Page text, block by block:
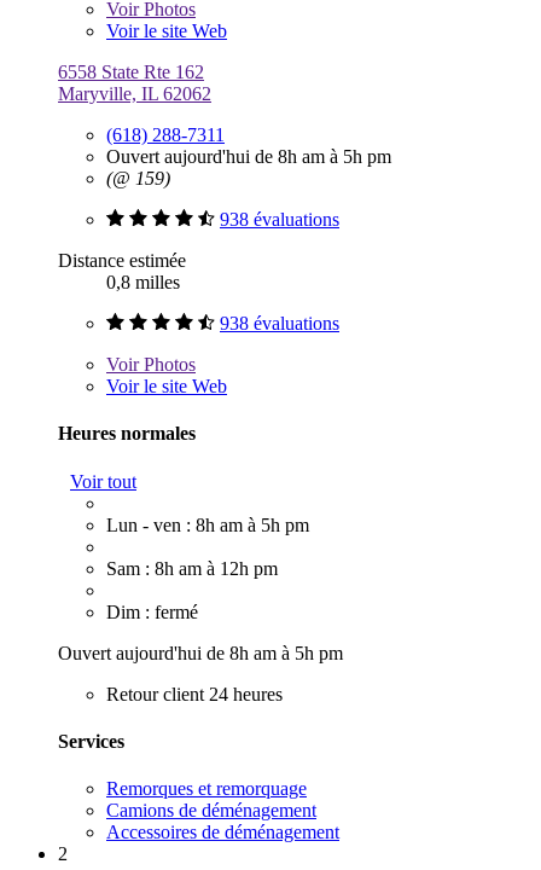
VoirPhotos
Voir le site Web
6558 State Rte 162
Maryville, IL 62062
(618) 288-7311
Ouvert aujourd'hui de 8h am à 5h pm
(@ 159)
938 évaluations
Distance estimée
0,8 milles
938 évaluations
VoirPhotos
Voir le site Web
Heures normales
Voir tout
Lun - ven : 8h am à 5h pm
Sam : 8h am à 12h pm
Dim : fermé
Ouvert aujourd'hui de 8h am à 5h pm
Retour client 24 heures
Services
Remorques et remorquage
Camions de déménagement
Accessoires de déménagement
2